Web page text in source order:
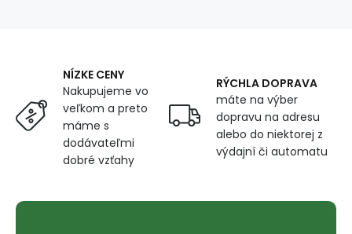
NÍZKE CENY
Nakupujeme vo
veľkom a preto
máme s
dodávateľmi
dobré vzťahy
RÝCHLA DOPRAVA
máte na výber
dopravu na adresu
alebo do niektorej z
výdajní či automatu